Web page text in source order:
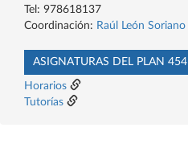
Tel: 978618137
Coordinación: Raúl León Soriano
ASIGNATURAS DEL PLAN 454
Horarios
Tutorías